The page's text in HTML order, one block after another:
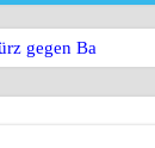
gegen Bauchfett?